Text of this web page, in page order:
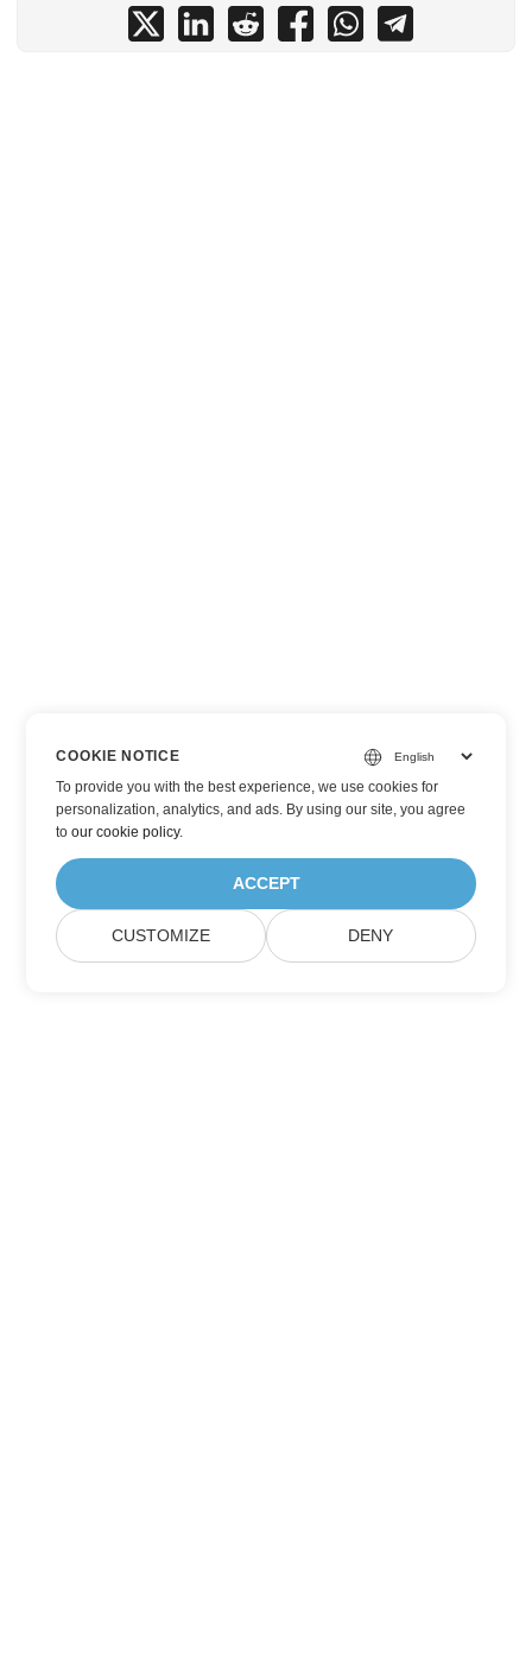
COOKIE NOTICE
To provide you with the best experience, we use cookies for
personalization, analytics, and ads. By using our site, you agree
toour cookie policy.
ACCEPT
CUSTOMIZE DENY